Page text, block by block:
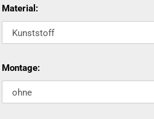
Material:
Montage: